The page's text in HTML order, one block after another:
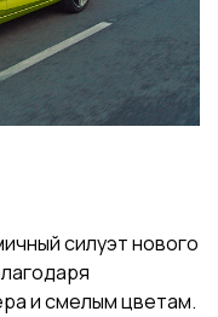
силуэт нового
и смелым цветам.